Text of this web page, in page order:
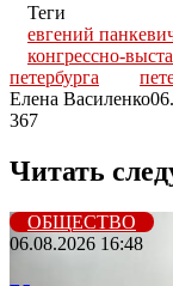
Теги
евгений
конгрессно-
петербурга
Елена Василенко
367
Читать
ОБЩЕСТВО
06.08.2026 16:48